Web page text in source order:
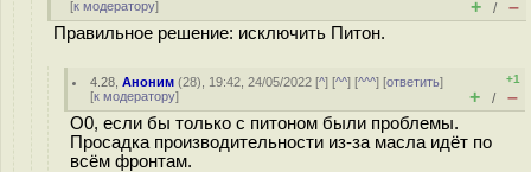
[к модератору] + / –
Правильное решение: исключить Питон.
4.28 ,Аноним (28), 19:42, 24/05/2022 [^] [^^] [^^^] [ответить]
[к модератору]
+1
+ / –
О0, если бы только с питоном были проблемы.
Просадка производительности из-за масла идёт по
всём фронтам.